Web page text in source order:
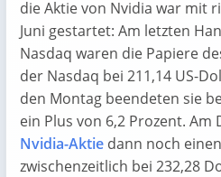
die Aktie von Nvidia war mit
Juni gestartet: Am letzten
Nasdaq waren die Papiere
der Nasdaq bei 211,14 US-
den Montag beendeten sie
ein Plus von 6,2 Prozent. Am
Nvidia-Aktie dann noch
zwischenzeitlich bei 232,28